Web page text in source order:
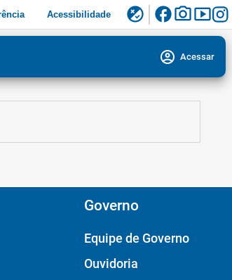
Acessibilidade flaky facebookphoto_camerasmart_display
account_circle Acessar
Governo
Equipe de Governo
Ouvidoria